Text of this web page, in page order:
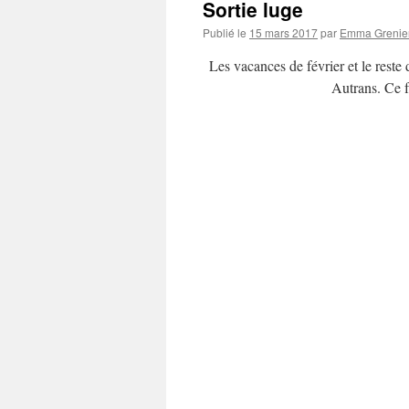
Sortie luge
Publié le 15 mars 2017par Emma
Les vacances de février et le
Autrans. Ce